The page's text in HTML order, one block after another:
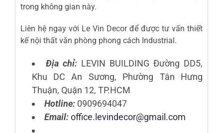
trong không gian này.
Liên hệ ngay với Le Vin Decorđể được tư vấn thiết
kế nội thất văn phòng phong cách Industrial.
Địa chỉ: LEVIN BUILDING Đường DD5,
Khu DC An Sương, Phường Tân Hưng
Thuận, Quận 12, TP.HCM
Hotline:0909694047
Email: office.levindecor@gmail.com